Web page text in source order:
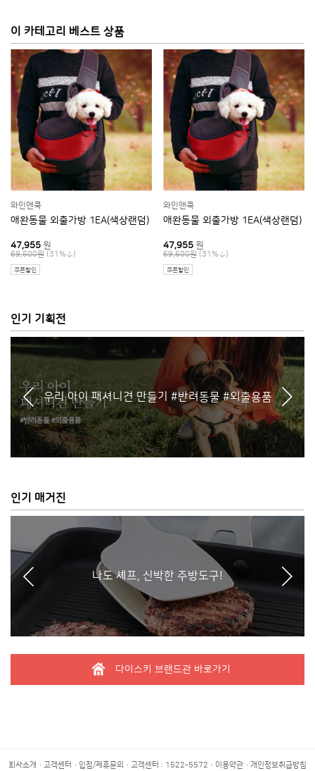
이 카테고리 베스트 상품
와인앤쿡
애완동물 외출가방 1EA(색상랜덤)
47,955 원
69,500원 (31% )
쿠폰할인
와인앤쿡
애완동물 외출가방 1EA(색상랜덤)
47,955 원
69,500원 (31% )
쿠폰할인
인기 기획전
우리 아이 패셔니견 만들기 #반려동물 #외출용품
인기 매거진
나도 셰프, 신박한 주방도구!
다이스키 브랜드관 바로가기
회사소개 고객센터 입점/제휴문의 고객센터 : 1522-5572 이용약관 개인정보취급방침